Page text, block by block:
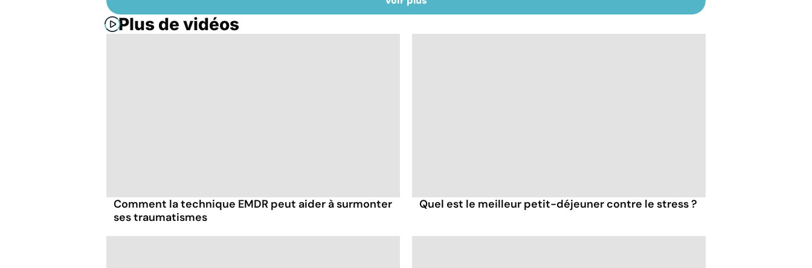
Plus de vidéos
Comment la technique EMDR peut aider à surmonter
ses traumatismes
Quel est le meilleur petit-déjeuner contre le stress ?